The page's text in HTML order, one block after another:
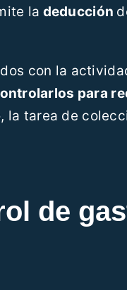
la deducción
con la
para
la tarea de
de